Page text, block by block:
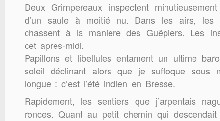
Deux Grimpereaux inspectent
d’un saule à moitié nu. Dans les airs, les
chassent à la manière des Guêpiers. Les
cet après-midi.
Papillons et libellules entament un ultime
soleil déclinant alors que je suffoque sous
longue : c’est l’été indien en Bresse.
Rapidement, les sentiers que j’arpentais
ronces. Quant au petit chemin qui